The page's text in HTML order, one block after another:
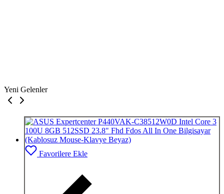
Yeni Gelenler
Favorilere Ekle